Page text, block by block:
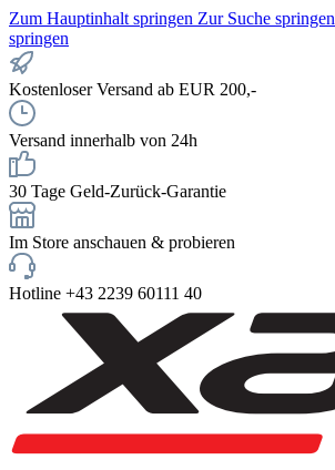
Zum Hauptinhalt springen Zur Suche springen
springen
Kostenloser Versand ab EUR 200,-
Versand innerhalb von 24h
30 Tage Geld-Zurück-Garantie
Im Store anschauen & probieren
Hotline +43 2239 60111 40